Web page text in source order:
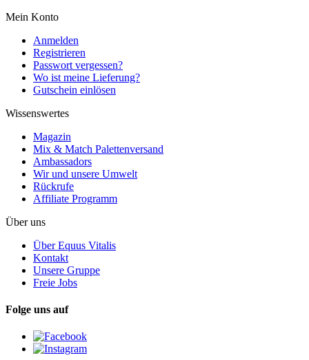
Mein Konto
Anmelden
Registrieren
Passwort vergessen?
Wo ist meine Lieferung?
Gutschein einlösen
Wissenswertes
Magazin
Mix & Match Palettenversand
Ambassadors
Wir und unsere Umwelt
Rückrufe
Affiliate Programm
Über uns
Über Equus Vitalis
Kontakt
Unsere Gruppe
Freie Jobs
Folge uns auf